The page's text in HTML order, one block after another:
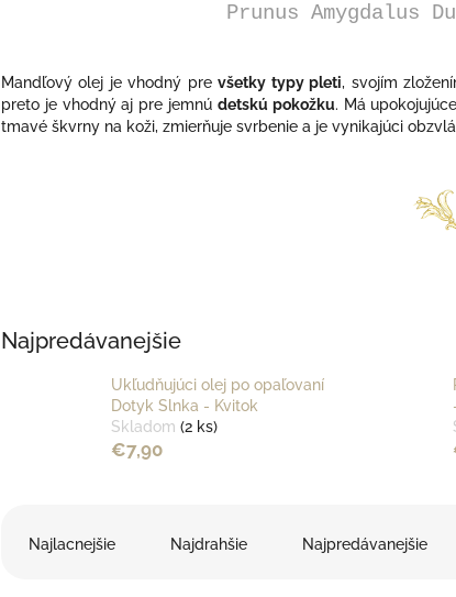
Prunus Amygdalus
Mandľový olej je vhodný prevšetky typy pleti, svojím
preto je vhodný aj pre jemnú detskú pokožku. Má
tmavé škvrny na koži, zmierňuje svrbenie a je vynikajúci
Najpredávanejšie
Ukľudňujúci olej po opaľovaní
Dotyk Slnka - Kvitok
Skladom (2 ks)
€7,90
Najlacnejšie Najdrahšie Najpredávanejšie